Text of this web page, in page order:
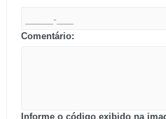
Comentário:
Informe o código exibido na